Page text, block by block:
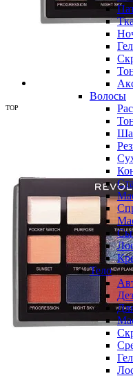
Волосы
Тело
TOP